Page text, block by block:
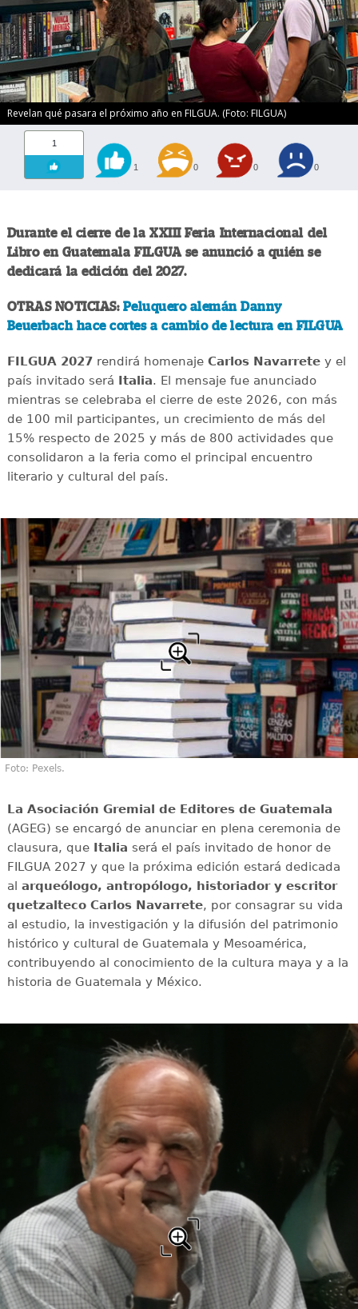
Revelan qué pasara el próximo año en FILGUA. (Foto: FILGUA)
1
1 0 0 0
Durante el cierre de la XXIII Feria Internacional del
Libro en Guatemala FILGUA se anunció a quién se
dedicará la edición del 2027.
OTRAS NOTICIAS: Peluquero alemán Danny
Beuerbach hace cortes a cambio de lectura en FILGUA
FILGUA 2027rendirá homenaje Carlos Navarretey el
país invitado será
Italia. El mensaje fue anunciado
mientras se celebraba el cierre de este 2026, con más
de 100 mil participantes, un crecimiento de más del
15% respecto de 2025 y más de 800 actividades que
consolidaron a la feria como el principal encuentro
literario y cultural del país.
Foto: Pexels.
La Asociación Gremial de Editores de Guatemala
(AGEG) se encargó de anunciar en plena ceremonia de
clausura, queItalia será el país invitado de honor de
FILGUA 2027 y que la próxima edición estará dedicada
al arqueólogo, antropólogo, historiador y escritor
quetzalteco Carlos Navarrete, por consagrar su vida
al estudio, la investigación y la difusión del patrimonio
histórico y cultural de Guatemala y Mesoamérica,
contribuyendo al conocimiento de la cultura maya y a la
historia de Guatemala y México.